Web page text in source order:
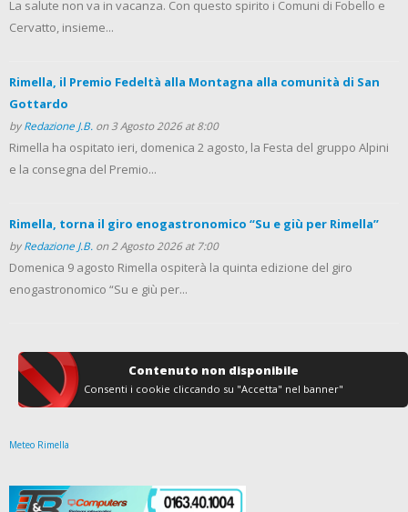
La salute non va in vacanza. Con questo spirito i Comuni di Fobello e
Cervatto, insieme...
Rimella, il Premio Fedeltà alla Montagna alla comunità di San
Gottardo
byRedazione J.B. on 3 Agosto 2026 at 8:00
Rimella ha ospitato ieri, domenica 2 agosto, la Festa del gruppo Alpini
e la consegna del Premio...
Rimella, torna il giro enogastronomico “Su e giù per Rimella”
byRedazione J.B. on 2 Agosto 2026 at 7:00
Domenica 9 agosto Rimella ospiterà la quinta edizione del giro
enogastronomico “Su e giù per...
Contenuto non disponibile
Consenti i cookie cliccando su "Accetta" nel banner"
Meteo Rimella